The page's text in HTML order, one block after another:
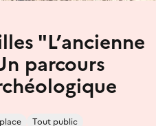
"L’ancienne
parcours
Tout public